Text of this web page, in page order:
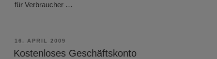
für Verbraucher …
VERÖFFENTLICHT
AM
16. APRIL 2009
Kostenloses Geschäftskonto